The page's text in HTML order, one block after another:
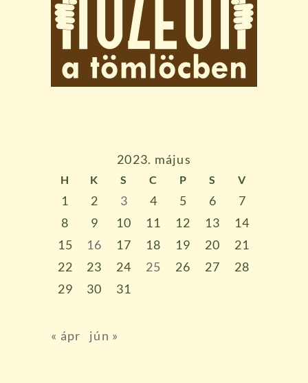
2023. május
H K S C P S V
1 2 3 4 5 6
7
8
9 10 11 12 13
14
15
16 17 18 19 20
21
22
23 24 25 26 27
28
29
30 31
« ápr jún »